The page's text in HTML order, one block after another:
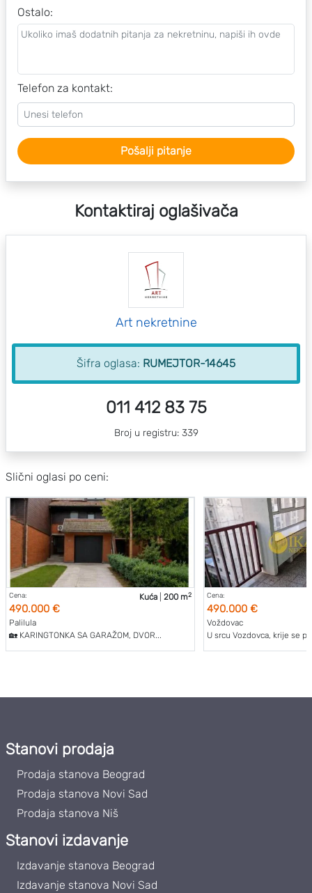
Ostalo:
Telefon za kontakt:
Pošalji pitanje
Kontaktiraj oglašivača
Art nekretnine
Šifra oglasa: RUMEJTOR-14645
011 412 83 75
Broj u registru: 339
Slični oglasi po ceni:
Cena:
490.000 €
Kuća 200 m2
Palilula
🏡 KARINGTONKA SA GARAŽOM, DVOR...
Cena:
490.000 €
Voždovac
U srcu Vozdovca, krije se
Stanovi prodaja
Prodaja stanova Beograd
Prodaja stanova Novi Sad
Prodaja stanova Niš
Stanovi izdavanje
Izdavanje stanova Beograd
Izdavanje stanova Novi Sad